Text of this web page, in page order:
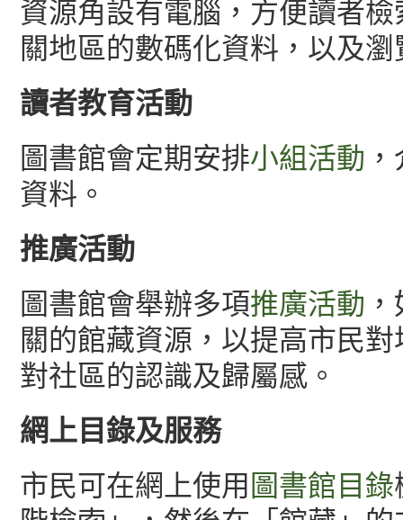
資源角設有電腦，方便讀者檢
關地區的數碼化資料，以及
讀者教育活動
圖書館會定期安排小組活動
資料。
推廣活動
圖書館會舉辦多項推廣活動
關的館藏資源，以提高市民
對社區的認識及歸屬感。
網上目錄及服務
市民可在網上使用 圖書館目錄